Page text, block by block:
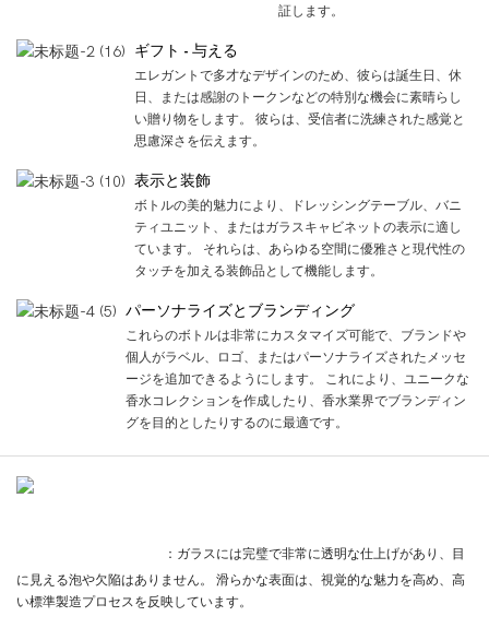
証します。
ギフト - 与える
エレガントで多才なデザインのため、彼らは誕生日、休
日、または感謝のトークンなどの特別な機会に素晴らし
い贈り物をします。 彼らは、受信者に洗練された感覚と
思慮深さを伝えます。
表示と装飾
ボトルの美的魅力により、ドレッシングテーブル、バニ
ティユニット、またはガラスキャビネットの表示に適し
ています。 それらは、あらゆる空間に優雅さと現代性の
タッチを加える装飾品として機能します。
パーソナライズとブランディング
これらのボトルは非常にカスタマイズ可能で、ブランドや
個人がラベル、ロゴ、またはパーソナライズされたメッセ
ージを追加できるようにします。 これにより、ユニークな
香水コレクションを作成したり、香水業界でブランディン
グを目的としたりするのに最適です。
：ガラスには完璧で非常に透明な仕上げがあり、目
に見える泡や欠陥はありません。 滑らかな表面は、視覚的な魅力を高め、高
い標準製造プロセスを反映しています。